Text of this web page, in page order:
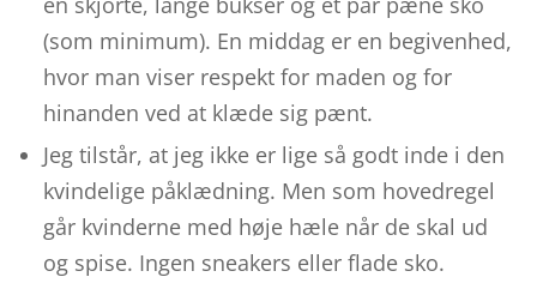
(som minimum). En middag er en begivenhed,
hvor man viser respekt for maden og for
hinanden ved at klæde sig pænt.
Jeg tilstår, at jeg ikke er lige så godt inde i den
kvindelige påklædning. Men som hovedregel
går kvinderne med høje hæle når de skal ud
og spise. Ingen sneakers eller flade sko.